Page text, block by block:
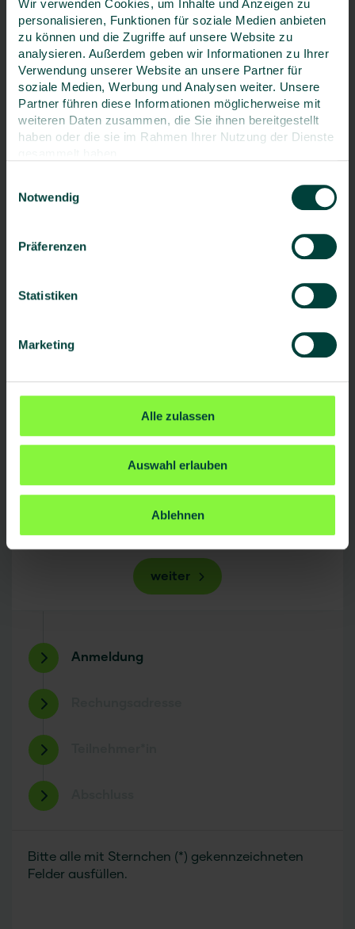
Wir verwenden Cookies, um Inhalte und Anzeigen zu
personalisieren, Funktionen für soziale Medien anbieten
zu können und die Zugriffe auf unsere Website zu
analysieren. Außerdem geben wir Informationen zu Ihrer
Verwendung unserer Website an unsere Partner für
soziale Medien, Werbung und Analysen weiter. Unsere
Partner führen diese Informationen möglicherweise mit
weiteren Daten zusammen, die Sie ihnen bereitgestellt
haben oder die sie im Rahmen Ihrer Nutzung der Dienste
Notwendig
Präferenzen
Statistiken
Marketing
Alle zulassen
Auswahl erlauben
Ablehnen
Land*
Deutschland
Telefon
Telefax
weiter
Anmeldung
Bitte alle mit Sternchen (*) gekennzeichneten
Felder ausfüllen.